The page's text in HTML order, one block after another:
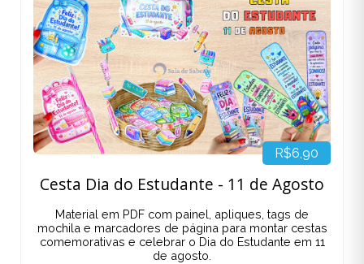
R$6,90
Cesta Dia do Estudante - 11 de Agosto
Material em PDF com painel, apliques, tags de
mochila e marcadores de página para montar cestas
comemorativas e celebrar o Dia do Estudante em 11
de agosto.